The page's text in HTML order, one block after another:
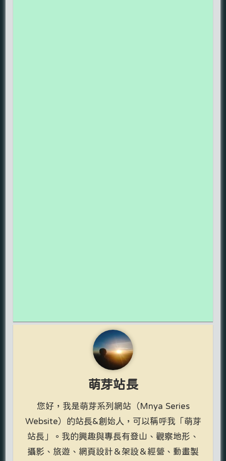
萌芽站長
您好，我是萌芽系列網站（Mnya Series
Website）的站長&創始人，可以稱呼我「萌芽
站長」。我的興趣與專長有登山、觀察地形、
攝影、旅遊、網頁設計＆架設＆經營、動畫製